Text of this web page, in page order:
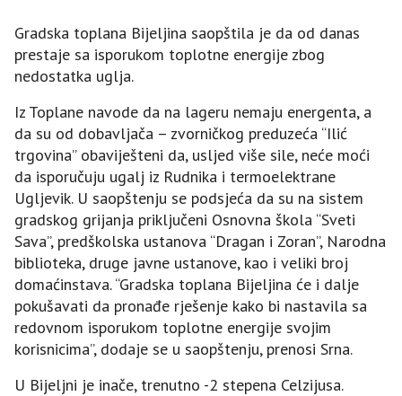
Gradska toplana Bijeljina saopštila je da od danas
prestaje sa isporukom toplotne energije zbog
nedostatka uglja.
Iz Toplane navode da na lageru nemaju energenta, a
da su od dobavljača – zvorničkog preduzeća “Ilić
trgovina” obaviješteni da, usljed više sile, neće moći
da isporučuju ugalj iz Rudnika i termoelektrane
Ugljevik. U saopštenju se podsjeća da su na sistem
gradskog grijanja priključeni Osnovna škola “Sveti
Sava”, predškolska ustanova “Dragan i Zoran”, Narodna
biblioteka, druge javne ustanove, kao i veliki broj
domaćinstava. “Gradska toplana Bijeljina će i dalje
pokušavati da pronađe rješenje kako bi nastavila sa
redovnom isporukom toplotne energije svojim
korisnicima”, dodaje se u saopštenju, prenosi Srna.
U Bijeljni je inače, trenutno -2 stepena Celzijusa.